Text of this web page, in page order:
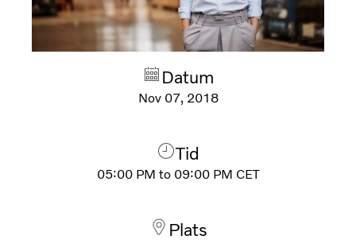
Datum
Nov 07, 2018
Tid
05:00 PM to 09:00 PM CET
Plats